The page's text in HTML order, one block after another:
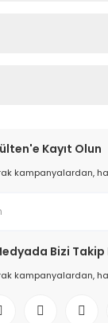
Kayıt Olun
kampanyalardan,
Bizi Takip
kampanyalardan,